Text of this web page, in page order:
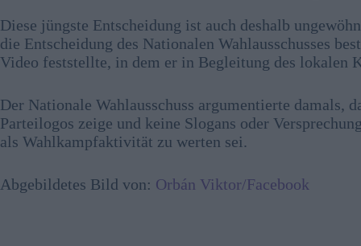
Diese jüngste Entscheidung ist auch deshalb
die Entscheidung des Nationalen Wahlausschusses
Video feststellte, in dem er in Begleitung des lokalen
Der Nationale Wahlausschuss argumentierte damals,
Parteilogos zeige und keine Slogans oder
als Wahlkampfaktivität zu werten sei.
Abgebildetes Bild von: Orbán Viktor/Facebook